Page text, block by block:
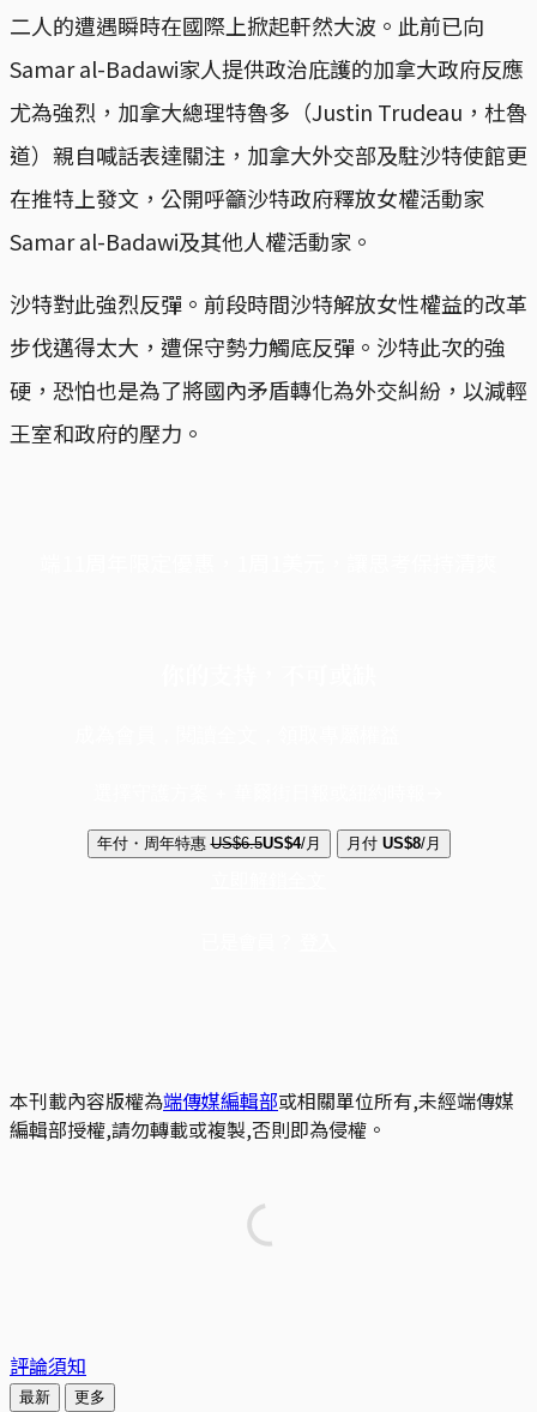
二人的遭遇瞬時在國際上掀起軒然大波。此前已向
Samar al-Badawi家人提供政治庇護的加拿大政府反應
尤為強烈，加拿大總理特魯多（Justin Trudeau，杜魯
道）親自喊話表達關注，加拿大外交部及駐沙特使館更
在推特上發文，公開呼籲沙特政府釋放女權活動家
Samar al-Badawi及其他人權活動家。
沙特對此強烈反彈。前段時間沙特解放女性權益的改革
步伐邁得太大，遭保守勢力觸底反彈。沙特此次的強
硬，恐怕也是為了將國內矛盾轉化為外交糾紛，以減輕
王室和政府的壓力。
年付・周年特惠 US$6.5US$4/月 月付 US$8/月
本刊載內容版權為端傳媒編輯部或相關單位所有,未經端傳媒
編輯部授權,請勿轉載或複製,否則即為侵權。
評論須知
最新 更多